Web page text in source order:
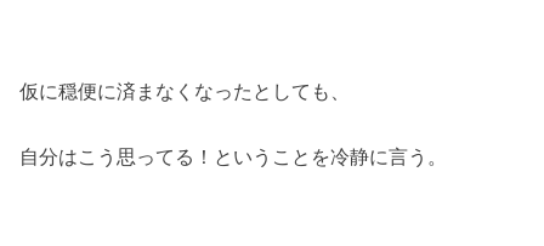
仮に穏便に済まなくなったとしても、
自分はこう思ってる！ということを冷静に言う。